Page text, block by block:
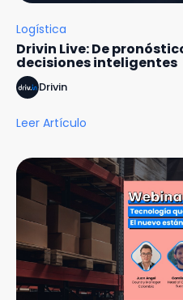
Logística
Drivin Live: De
decisiones inteligentes
Drivin
Leer Artículo